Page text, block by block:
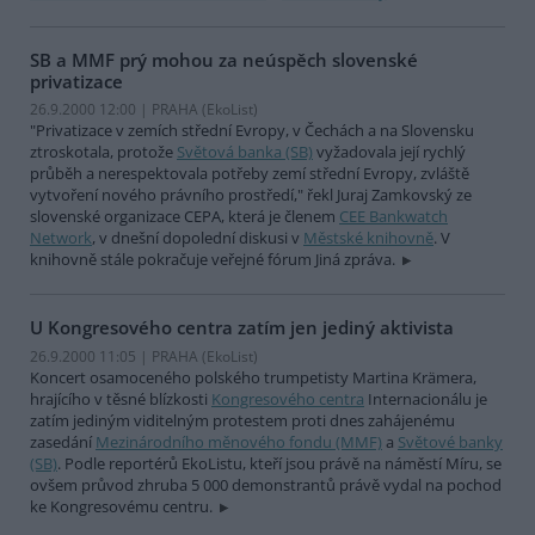
SB a MMF prý mohou za neúspěch slovenské
privatizace
26.9.2000 12:00 | PRAHA (EkoList)
"Privatizace v zemích střední Evropy, v Čechách a na Slovensku
ztroskotala, protože Světová banka (SB) vyžadovala její rychlý
průběh a nerespektovala potřeby zemí střední Evropy, zvláště
vytvoření nového právního prostředí," řekl Juraj Zamkovský ze
slovenské organizace CEPA, která je členem CEE Bankwatch
Network, v dnešní dopolední diskusi v Městské knihovně. V
knihovně stále pokračuje veřejné fórum Jiná zpráva.
U Kongresového centra zatím jen jediný aktivista
26.9.2000 11:05 | PRAHA (EkoList)
Koncert osamoceného polského trumpetisty Martina Krämera,
hrajícího v těsné blízkosti Kongresového centra Internacionálu je
zatím jediným viditelným protestem proti dnes zahájenému
zasedání Mezinárodního měnového fondu (MMF) a Světové banky
(SB). Podle reportérů EkoListu, kteří jsou právě na náměstí Míru, se
ovšem průvod zhruba 5 000 demonstrantů právě vydal na pochod
ke Kongresovému centru.